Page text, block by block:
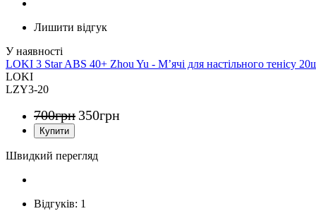
Лишити відгук
LOKI 3 Star ABS 40+ Zhou Yu - М’ячі для настільного тенісу
LOKI
LZY3-20
700грн 350грн
Швидкий перегляд
Відгуків: 1